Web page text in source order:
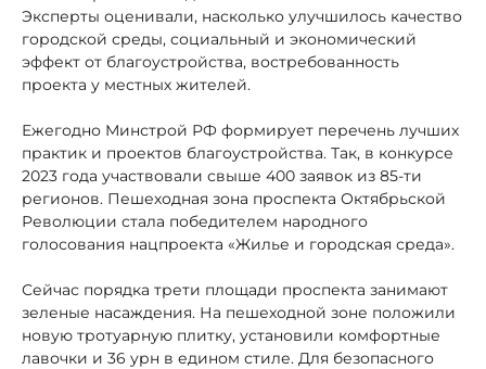
Эксперты оценивали, насколько улучшилось качество
городской среды, социальный и экономический
эффект от благоустройства, востребованность
проекта у местных жителей.
Ежегодно Минстрой РФ формирует перечень лучших
практик и проектов благоустройства. Так, в конкурсе
2023 года участвовали свыше 400 заявок из 85-ти
регионов. Пешеходная зона проспекта Октябрьской
Революции стала победителем народного
голосования нацпроекта «Жилье и городская среда».
Сейчас порядка трети площади проспекта занимают
зеленые насаждения. На пешеходной зоне положили
новую тротуарную плитку, установили комфортные
лавочки и 36 урн в едином стиле. Для безопасного